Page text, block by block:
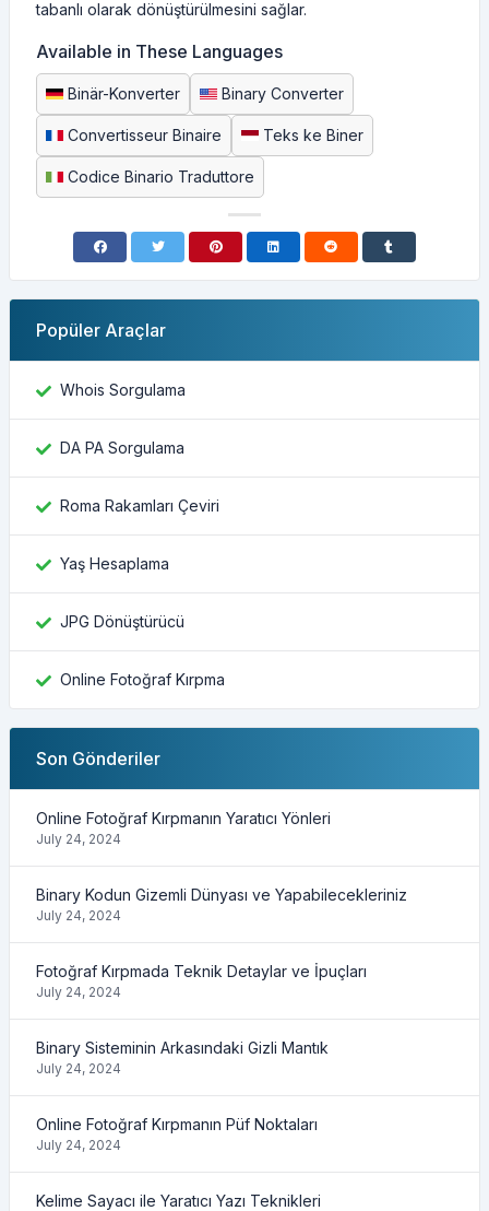
tabanlı olarak dönüştürülmesini sağlar.
Available in These Languages
Binär-Konverter Binary Converter
Convertisseur Binaire Teks ke Biner
Codice Binario Traduttore
Popüler Araçlar
Whois Sorgulama
DA PA Sorgulama
Roma Rakamları Çeviri
Yaş Hesaplama
JPG Dönüştürücü
Online Fotoğraf Kırpma
Son Gönderiler
Online Fotoğraf Kırpmanın Yaratıcı Yönleri
July 24, 2024
Binary Kodun Gizemli Dünyası ve Yapabilecekleriniz
July 24, 2024
Fotoğraf Kırpmada Teknik Detaylar ve İpuçları
July 24, 2024
Binary Sisteminin Arkasındaki Gizli Mantık
July 24, 2024
Online Fotoğraf Kırpmanın Püf Noktaları
July 24, 2024
Kelime Sayacı ile Yaratıcı Yazı Teknikleri